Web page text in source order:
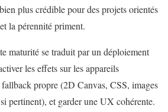
bien plus crédible pour des projets orientés
la pérennité priment.
maturité se traduit par un déploiement
les effets sur les appareils
propre (2D Canvas, CSS, images
pertinent), et garder une UX cohérente.